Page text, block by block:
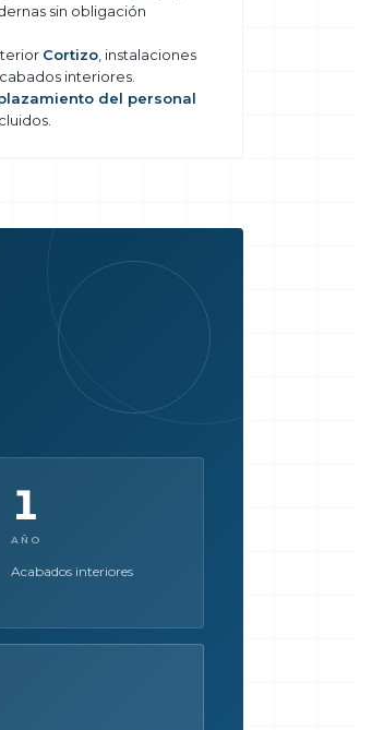
sin obligación
Cortizo , instalaciones
interiores.
del personal
1
AÑO
Acabados interiores